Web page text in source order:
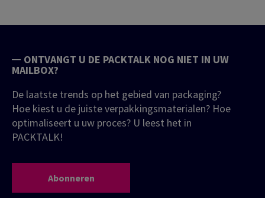
ONTVANGT U DE PACKTALK NOG NIET IN UW
MAILBOX?
De laatste trends op het gebied van packaging?
Hoe kiest u de juiste verpakkingsmaterialen? Hoe
optimaliseert u uw proces? U leest het in
PACKTALK!
Abonneren